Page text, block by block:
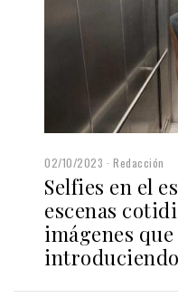
02/10/2023 Redacción
Selfies en el
escenas
imágenes